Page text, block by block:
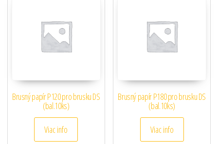
Brusný papír P120 pro brusku DS
(bal.10ks)
Viac info
Brusný papír P180 pro brusku DS
(bal.10ks)
Viac info